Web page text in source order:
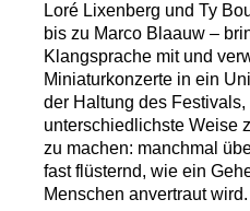
Loré Lixenberg und Ty
bis zu Marco Blaauw –
Klangsprache mit und
Miniaturkonzerte in ein
der Haltung des
unterschiedlichste Weise
zu machen: manchmal
fast flüsternd, wie ein
Menschen anvertraut wird.